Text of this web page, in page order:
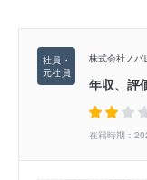
株式会社ノバ
年収、評
在籍時期：